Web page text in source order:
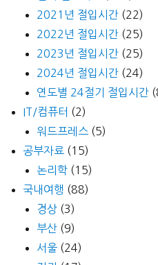
2021년 절입시간 (22)
2022년 절입시간 (25)
2023년 절입시간 (25)
2024년 절입시간 (24)
연도별 24절기 절입시간
IT/컴퓨터 (2)
워드프레스 (5)
공부자료 (15)
논리학 (15)
국내여행 (88)
경상 (3)
부산 (9)
서울 (24)